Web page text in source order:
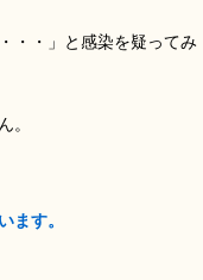
・・」と感染を疑ってみ
。
ます。